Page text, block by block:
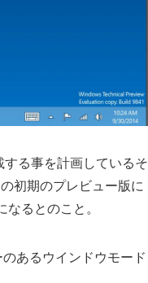
る事を計画しているそ
初期のプレビュー版に
るとのこと。
あるウインドウモード